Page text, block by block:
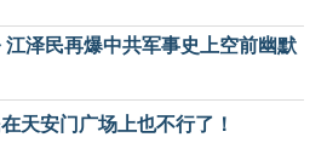
泽民再爆中共军事史上空前幽默
天安门广场上也不行了！